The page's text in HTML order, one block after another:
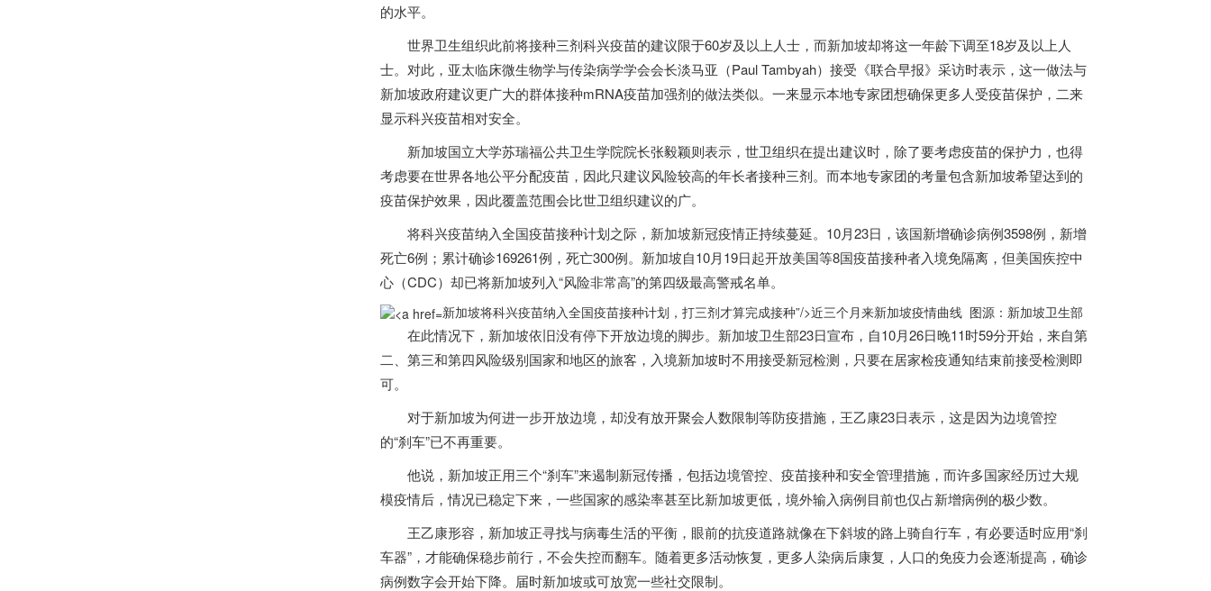
的水平。
世界卫生组织此前将接种三剂科兴疫苗的建议限于60岁及以上人士，而新加坡却将这一年龄下调至18岁及以上人
士。对此，亚太临床微生物学与传染病学学会会长淡马亚（Paul Tambyah）接受《联合早报》采访时表示，这一做法与
新加坡政府建议更广大的群体接种mRNA疫苗加强剂的做法类似。一来显示本地专家团想确保更多人受疫苗保护，二来
显示科兴疫苗相对安全。
新加坡国立大学苏瑞福公共卫生学院院长张毅颖则表示，世卫组织在提出建议时，除了要考虑疫苗的保护力，也得
考虑要在世界各地公平分配疫苗，因此只建议风险较高的年长者接种三剂。而本地专家团的考量包含新加坡希望达到的
疫苗保护效果，因此覆盖范围会比世卫组织建议的广。
将科兴疫苗纳入全国疫苗接种计划之际， 新加坡新冠疫情正持续蔓延。10月23日，该国新增确诊病例3598例，新增
死亡6例；累计确诊169261例，死亡300例。 新加坡自10月19日起开放美国等8国疫苗接种者入境免隔离，但美国疾控中
心（CDC）却已将新加坡列入“风险非常高”的第四级最高警戒名单。
新加坡将科兴疫苗纳入全国疫苗接种计划，打三剂才算完成接种”/>近三个月来新加坡疫情曲线 图源： 新加坡卫生部
在此情况下， 新加坡依旧没有停下开放边境的脚步。 新加坡卫生部23日宣布，自10月26日晚11时59分开始，来自第
二、第三和第四风险级别国家和地区的旅客，入境新加坡时不用接受新冠检测，只要在居家检疫通知结束前接受检测即
可。
对于新加坡为何进一步开放边境，却没有放开聚会人数限制等防疫措施，王乙康23日表示，这是因为边境管控
的“刹车”已不再重要。
他说， 新加坡正用三个“刹车”来遏制新冠传播，包括边境管控、疫苗接种和安全管理措施，而许多国家经历过大规
模疫情后，情况已稳定下来，一些国家的感染率甚至比新加坡更低，境外输入病例目前也仅占新增病例的极少数。
王乙康形容， 新加坡正寻找与病毒生活的平衡，眼前的抗疫道路就像在下斜坡的路上骑自行车，有必要适时应用“刹
车器”，才能确保稳步前行，不会失控而翻车。随着更多活动恢复，更多人染病后康复，人口的免疫力会逐渐提高，确诊
病例数字会开始下降。届时新加坡或可放宽一些社交限制。